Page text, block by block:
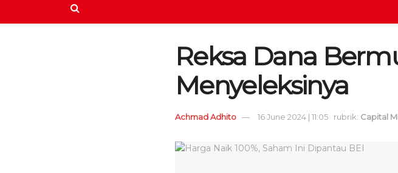
Reksa Dana
Menyeleksinya
Achmad Adhito 16 June 2024 | 11:05 rubrik: Capital